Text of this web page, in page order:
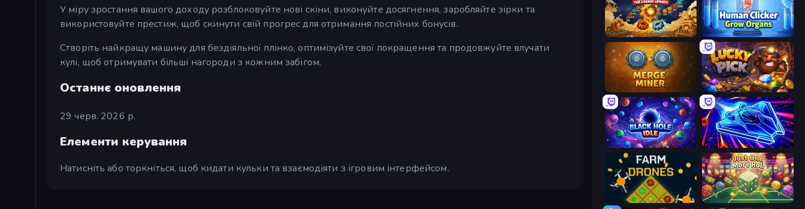
У міру зростання вашого доходу розблоковуйте нові скіни, виконуйте досягнення, заробляйте зірки та
використовуйте престиж, щоб скинути свій прогрес для отримання постійних бонусів.
Створіть найкращу машину для бездіяльної плінко, оптимізуйте свої покращення та продовжуйте влучати
кулі, щоб отримувати більші нагороди з кожним забігом.
Останнє оновлення
29 черв. 2026 р.
Елементи керування
Натисніть або торкніться, щоб кидати кульки та взаємодіяти з ігровим інтерфейсом.
Gear Factory Human Clicker: Grow Organs
Merge Miner Lucky Pick
Black Hole Idle Stellar Swarm
Farm Drones Just One More Roll